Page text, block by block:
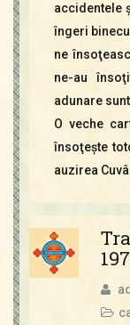
accidentele
îngeri
ne
ne-au
adunare
O veche
însoţeşte
auzirea